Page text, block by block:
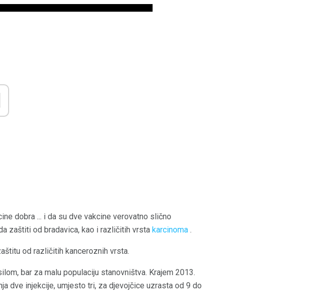
dobra ... i da su dve vakcine verovatno slično
zaštiti od bradavica, kao i različitih vrsta karcinoma .
od različitih kanceroznih vrsta.
bar za malu populaciju stanovništva. Krajem 2013.
dve injekcije, umjesto tri, za djevojčice uzrasta od 9 do